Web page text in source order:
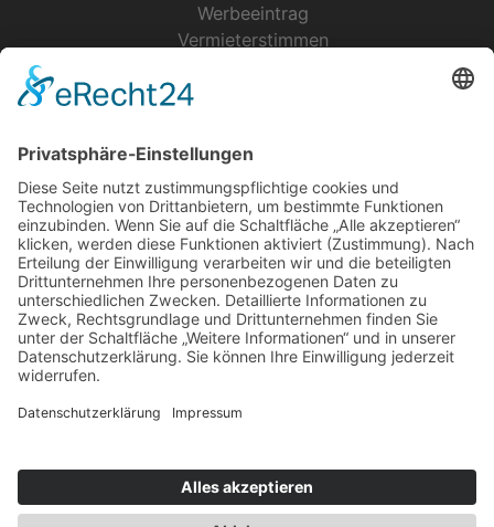
Werbeeintrag
Vermieterstimmen
Urlaubsservice
Bücher, Karten & CD's
Ihre Anreise
Wetter
Links
Nutzungsbedingungen
Datenschutz
Reiseoasen.de